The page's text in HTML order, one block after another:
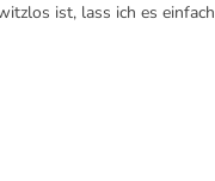
ist, lass ich es einfach